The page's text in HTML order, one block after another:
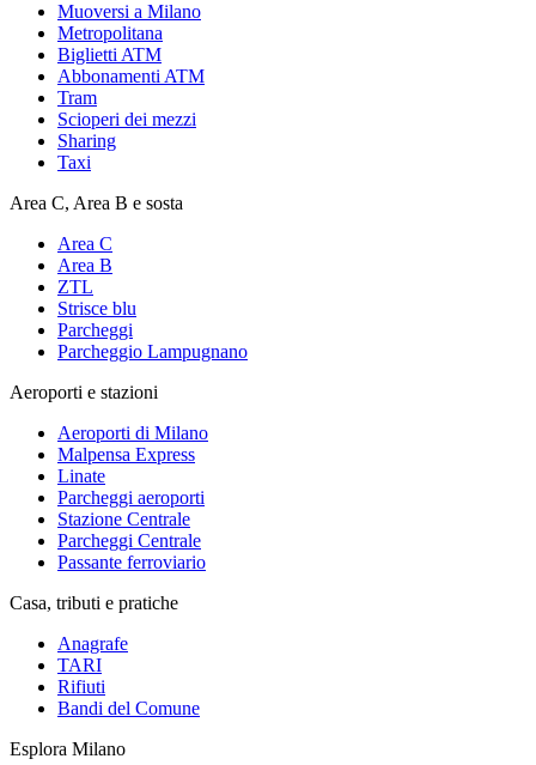
Muoversi a Milano
Metropolitana
Biglietti ATM
Abbonamenti ATM
Tram
Scioperi dei mezzi
Sharing
Taxi
Area C, Area B e sosta
Area C
Area B
ZTL
Strisce blu
Parcheggi
Parcheggio Lampugnano
Aeroporti e stazioni
Aeroporti di Milano
Malpensa Express
Linate
Parcheggi aeroporti
Stazione Centrale
Parcheggi Centrale
Passante ferroviario
Casa, tributi e pratiche
Anagrafe
TARI
Rifiuti
Bandi del Comune
Esplora Milano